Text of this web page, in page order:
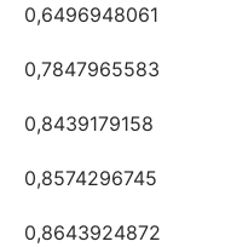
0,6496948061
0,7847965583
0,8439179158
0,8574296745
0,8643924872